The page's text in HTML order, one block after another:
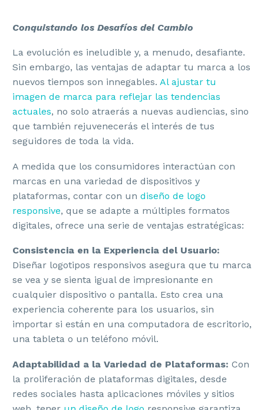
Conquistando los Desafíos del Cambio
La evolución es ineludible y, a menudo, desafiante.
Sin embargo, las ventajas de adaptar tu marca a los
nuevos tiempos son innegables. Al ajustar tu
imagen de marca para reflejar las tendencias
actuales, no solo atraerás a nuevas audiencias, sino
que también rejuvenecerás el interés de tus
seguidores de toda la vida.
A medida que los consumidores interactúan con
marcas en una variedad de dispositivos y
plataformas, contar con un diseño de logo
responsive, que se adapte a múltiples formatos
digitales, ofrece una serie de ventajas estratégicas:
Consistencia en la Experiencia del Usuario:
Diseñar logotipos responsivos asegura que tu marca
se vea y se sienta igual de impresionante en
cualquier dispositivo o pantalla. Esto crea una
experiencia coherente para los usuarios, sin
importar si están en una computadora de escritorio,
una tableta o un teléfono móvil.
Adaptabilidad a la Variedad de Plataformas: Con
la proliferación de plataformas digitales, desde
redes sociales hasta aplicaciones móviles y sitios